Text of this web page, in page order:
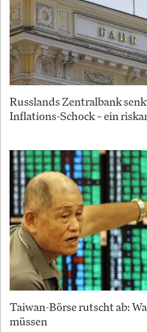
Russlands Zentralbank
Inflations-Schock – ein
Taiwan-Börse rutscht ab:
müssen